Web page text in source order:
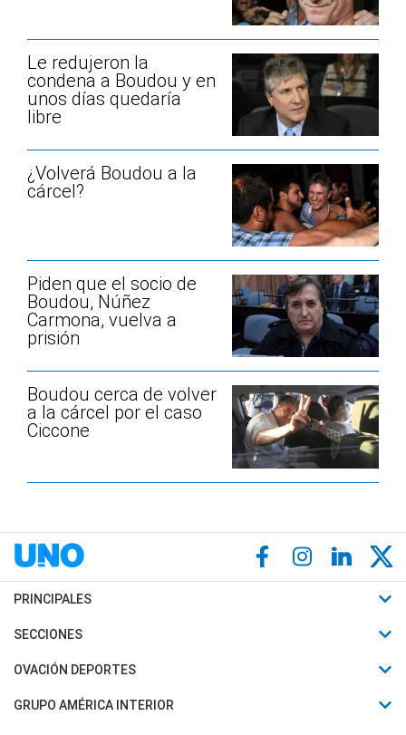
Le redujeron la
condena a Boudou y en
unos días quedaría
libre
¿Volverá Boudou a la
cárcel?
Piden que el socio de
Boudou, Núñez
Carmona, vuelva a
prisión
Boudou cerca de volver
a la cárcel por el caso
Ciccone
PRINCIPALES
Últimas Noticias
Política
SECCIONES
Horóscopo
Motores
OVACIÓN DEPORTES
Fútbol
GRUPO AMÉRICA INTERIOR